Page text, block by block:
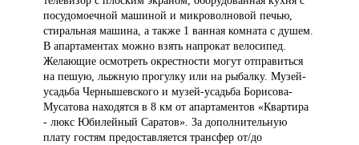
посудомоечной машиной и микроволновой печью,
стиральная машина, а также 1 ванная комната с душем.
В апартаментах можно взять напрокат велосипед.
Желающие осмотреть окрестности могут отправиться
на пешую, лыжную прогулку или на рыбалку. Музей-
усадьба Чернышевского и музей-усадьба Борисова-
Мусатова находятся в 8 км от апартаментов «Квартира
- люкс Юбилейный Саратов». За дополнительную
плату гостям предоставляется трансфер от/до